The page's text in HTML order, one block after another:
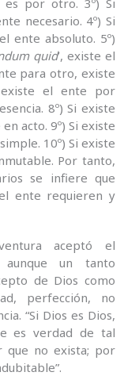
necesario. 4º) Si
ente absoluto. 5º)
quid’, existe el
para otro, existe
el ente por
8º) Si existe
acto. 9º) Si existe
10º) Si existe
Por tanto,
se infiere que
ente requieren y
aceptó el
un tanto
de Dios como
perfección, no
“Si Dios es Dios,
es verdad de tal
que no exista; por